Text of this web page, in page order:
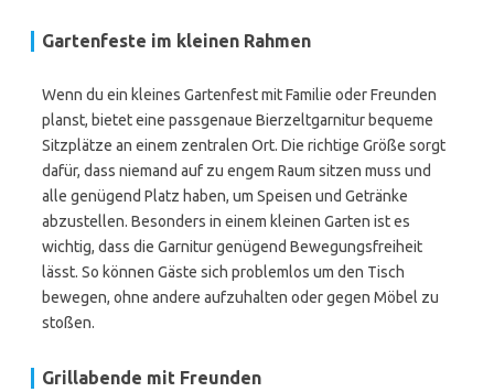
Gartenfeste im kleinen Rahmen
Wenn du ein kleines Gartenfest mit Familie oder Freunden
planst, bietet eine passgenaue Bierzeltgarnitur bequeme
Sitzplätze an einem zentralen Ort. Die richtige Größe sorgt
dafür, dass niemand auf zu engem Raum sitzen muss und
alle genügend Platz haben, um Speisen und Getränke
abzustellen. Besonders in einem kleinen Garten ist es
wichtig, dass die Garnitur genügend Bewegungsfreiheit
lässt. So können Gäste sich problemlos um den Tisch
bewegen, ohne andere aufzuhalten oder gegen Möbel zu
stoßen.
Grillabende mit Freunden